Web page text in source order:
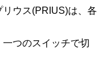
ウス(PRIUS)は、各
つのスイッチで切